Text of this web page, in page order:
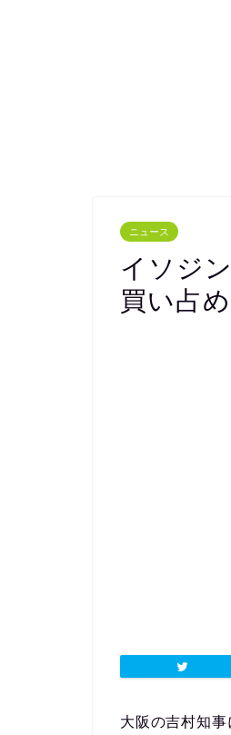
ニュース
イソジ
買い占
大阪の吉村知